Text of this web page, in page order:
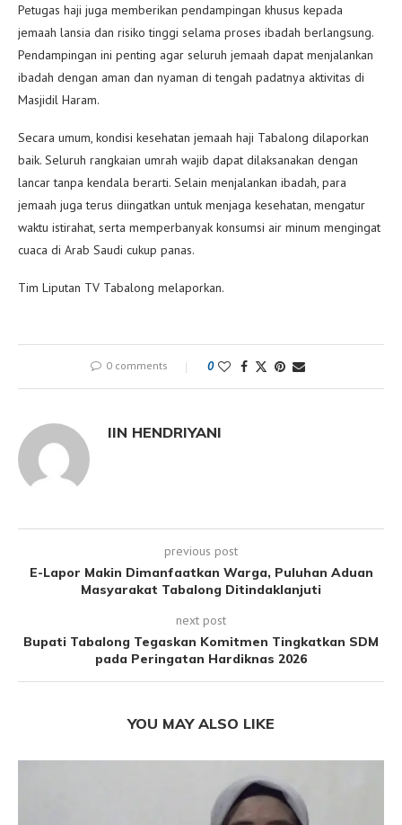
Petugas haji juga memberikan pendampingan khusus kepada
jemaah lansia dan risiko tinggi selama proses ibadah berlangsung.
Pendampingan ini penting agar seluruh jemaah dapat menjalankan
ibadah dengan aman dan nyaman di tengah padatnya aktivitas di
Masjidil Haram.
Secara umum, kondisi kesehatan jemaah haji Tabalong dilaporkan
baik. Seluruh rangkaian umrah wajib dapat dilaksanakan dengan
lancar tanpa kendala berarti. Selain menjalankan ibadah, para
jemaah juga terus diingatkan untuk menjaga kesehatan, mengatur
waktu istirahat, serta memperbanyak konsumsi air minum mengingat
cuaca di Arab Saudi cukup panas.
Tim Liputan TV Tabalong melaporkan.
0 comments 0
IIN HENDRIYANI
previous post
E-Lapor Makin Dimanfaatkan Warga, Puluhan Aduan
Masyarakat Tabalong Ditindaklanjuti
next post
Bupati Tabalong Tegaskan Komitmen Tingkatkan SDM
pada Peringatan Hardiknas 2026
YOU MAY ALSO LIKE